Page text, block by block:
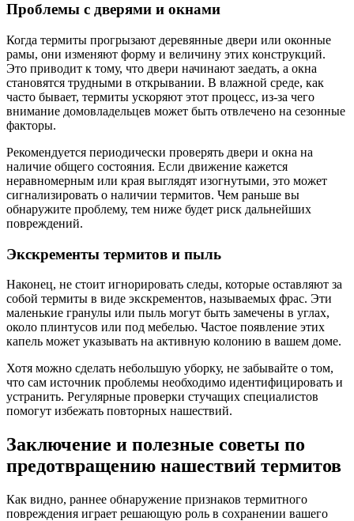
Проблемы с дверями и окнами
Когда термиты прогрызают деревянные двери или оконные
рамы, они изменяют форму и величину этих конструкций.
Это приводит к тому, что двери начинают заедать, а окна
становятся трудными в открывании. В влажной среде, как
часто бывает, термиты ускоряют этот процесс, из-за чего
внимание домовладельцев может быть отвлечено на сезонные
факторы.
Рекомендуется периодически проверять двери и окна на
наличие общего состояния. Если движение кажется
неравномерным или края выглядят изогнутыми, это может
сигнализировать о наличии термитов. Чем раньше вы
обнаружите проблему, тем ниже будет риск дальнейших
повреждений.
Экскременты термитов и пыль
Наконец, не стоит игнорировать следы, которые оставляют за
собой термиты в виде экскрементов, называемых фрас. Эти
маленькие гранулы или пыль могут быть замечены в углах,
около плинтусов или под мебелью. Частое появление этих
капель может указывать на активную колонию в вашем доме.
Хотя можно сделать небольшую уборку, не забывайте о том,
что сам источник проблемы необходимо идентифицировать и
устранить. Регулярные проверки стучащих специалистов
помогут избежать повторных нашествий.
Заключение и полезные советы по
предотвращению нашествий термитов
Как видно, раннее обнаружение признаков термитного
повреждения играет решающую роль в сохранении вашего